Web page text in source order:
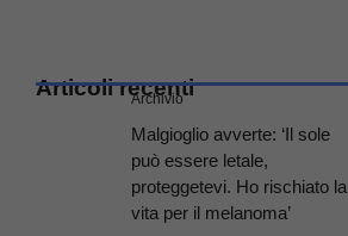
Articoli recenti
Archivio
Malgioglio avverte: ‘Il sole
può essere letale,
proteggetevi. Ho rischiato la
vita per il melanoma’